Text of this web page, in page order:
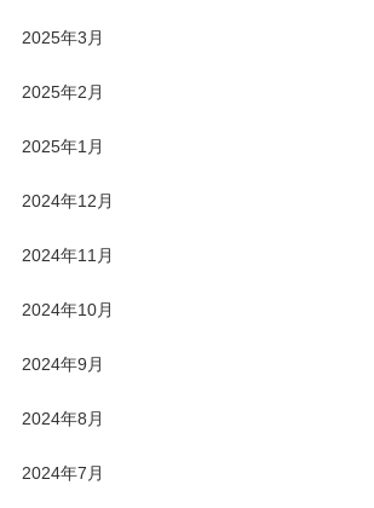
2025年3月
2025年2月
2025年1月
2024年12月
2024年11月
2024年10月
2024年9月
2024年8月
2024年7月